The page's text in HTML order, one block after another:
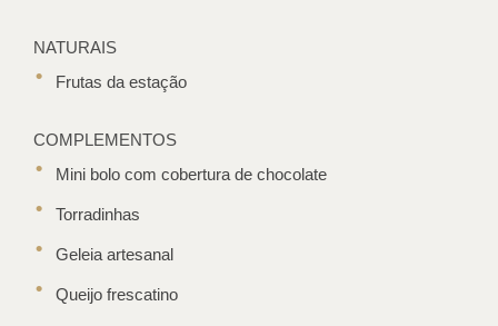
NATURAIS
Frutas da estação
COMPLEMENTOS
Mini bolo com cobertura de chocolate
Torradinhas
Geleia artesanal
Queijo frescatino